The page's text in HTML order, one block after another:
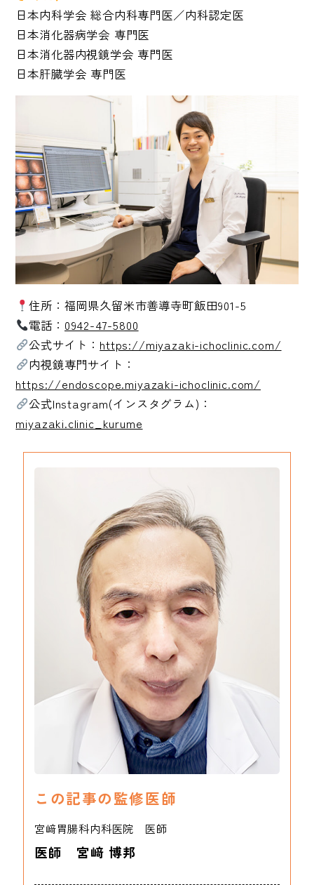
日本内科学会 総合内科専門医／内科認定医
日本消化器病学会 専門医
日本消化器内視鏡学会 専門医
日本肝臓学会 専門医
住所：福岡県久留米市善導寺町飯田901-5
電話： 0942-47-5800
公式サイト： https://miyazaki-ichoclinic.com/
内視鏡専門サイト：
https://endoscope.miyazaki-ichoclinic.com/
公式Instagram(インスタグラム)：
miyazaki.clinic_kurume
この記事の監修医師
宮﨑胃腸科内科医院 医師
医師 宮﨑 博邦